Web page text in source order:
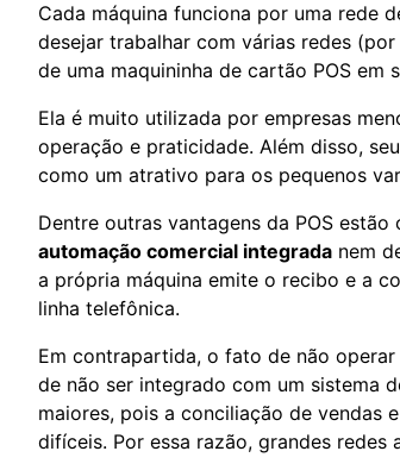
Cada máquina funciona por uma rede
desejar trabalhar com várias redes
de uma maquininha de cartão POS em
Ela é muito utilizada por empresas
operação e praticidade. Além disso,
como um atrativo para os pequenos
Dentre outras vantagens da POS estão
automação comercial integrada nem
a própria máquina emite o recibo e a
linha telefônica.
Em contrapartida, o fato de não
de não ser integrado com um sistema
maiores, pois a conciliação de vendas
difíceis. Por essa razão, grandes redes